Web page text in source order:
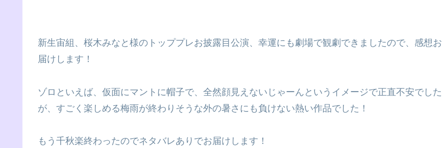
新生宙組、桜木みなと様のトッププレお披露目公演、幸運にも劇場で観劇できましたので、感想お
届けします！
ゾロといえば、仮面にマントに帽子で、全然顔見えないじゃーんというイメージで正直不安でした
が、すごく楽しめる梅雨が終わりそうな外の暑さにも負けない熱い作品でした！
もう千秋楽終わったのでネタバレありでお届けします！